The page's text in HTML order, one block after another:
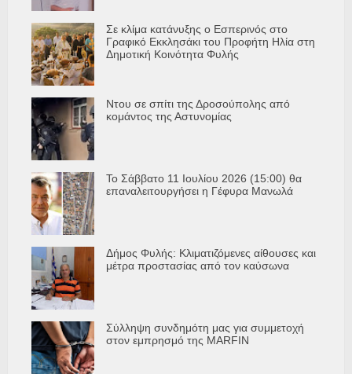
Σε κλίμα κατάνυξης ο Εσπερινός στο
Γραφικό Εκκλησάκι του Προφήτη Ηλία στη
Δημοτική Κοινότητα Φυλής
Ντου σε σπίτι της Δροσούπολης από
κομάντος της Αστυνομίας
Το Σάββατο 11 Ιουλίου 2026 (15:00) θα
επαναλειτουργήσει η Γέφυρα Μανωλά
Δήμος Φυλής: Κλιματιζόμενες αίθουσες και
μέτρα προστασίας από τον καύσωνα
Σύλληψη συνδημότη μας για συμμετοχή
στον εμπρησμό της MARFIN